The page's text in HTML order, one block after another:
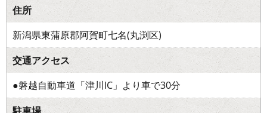
住所
新潟県東蒲原郡阿賀町七名(丸渕区)
交通アクセス
●磐越自動車道「津川IC」より車で30分